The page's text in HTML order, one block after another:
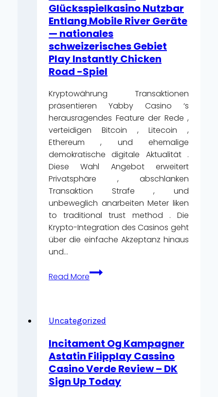
Guide
Ultime
pour
Joueurs
Glücksspielkasino Nutzbar
Entlang Mobile River Geräte
— nationales
schweizerisches Gebiet
Play Instantly Chicken
Road -Spiel
Kryptowährung Transaktionen
präsentieren Yabby Casino ‘s
herausragendes Feature der Rede ,
verteidigen Bitcoin , Litecoin ,
Ethereum , und ehemalige
demokratische digitale Aktualität .
Diese Wahl Angebot erweitert
Privatsphäre , abschlanken
Transaktion Strafe , und
unbeweglich anarbeiten Meter liken
to traditional trust method . Die
Krypto-Integration des Casinos geht
über die einfache Akzeptanz hinaus
und…
Read MoreExistieren
777Pub
Entlang
River
Geräte
—
nationales
Uncategorized
Incitament Og Kampagner
Astatin Filipplay Cassino
Casino Verde Review – DK
Sign Up Today